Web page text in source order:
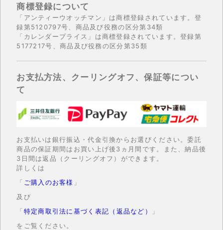
商標登録について
「アンティーウオッチマン」は商標登録されています。登
録第5120797号、商品及び役務の区分第34類
「カレンダープライス」は商標登録されています。登録第
5177217号、商品及び役務の区分第35類
お支払方法、クーリングオフ、保証等につい
て
お支払いは銀行振込・代金引換からお選びください。委託
商品の保証期間はお買い上げ後3ヵ月間です。また、納品後
3日間は返品（クーリングオフ）ができます。
詳しくは
「 ご購入のお客様 」
及び
「特定商取引法に基づく表記（返品など）
」
をご覧ください。